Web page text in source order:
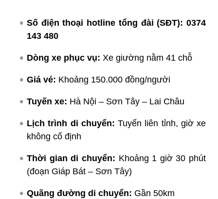
Số điện thoại hotline tổng đài (SĐT): 0374
143 480
Dòng xe phục vụ: Xe giường nằm 41 chỗ
Giá vé: Khoảng 150.000 đồng/người
Tuyến xe: Hà Nội – Sơn Tây – Lai Châu
Lịch trình di chuyển: Tuyến liên tỉnh, giờ xe
không cố định
Thời gian di chuyển: Khoảng 1 giờ 30 phút
(đoạn Giáp Bát – Sơn Tây)
Quãng đường di chuyển: Gần 50km